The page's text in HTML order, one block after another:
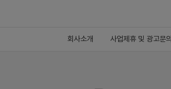
회사소개 사업제휴 및 광고문의